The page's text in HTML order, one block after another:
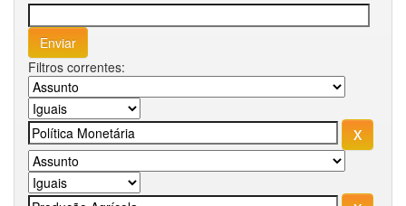
Filtros correntes: